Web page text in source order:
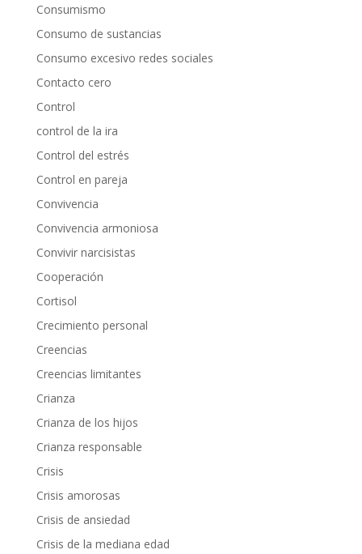
Consumismo
Consumo de sustancias
Consumo excesivo redes sociales
Contacto cero
Control
control de la ira
Control del estrés
Control en pareja
Convivencia
Convivencia armoniosa
Convivir narcisistas
Cooperación
Cortisol
Crecimiento personal
Creencias
Creencias limitantes
Crianza
Crianza de los hijos
Crianza responsable
Crisis
Crisis amorosas
Crisis de ansiedad
Crisis de la mediana edad